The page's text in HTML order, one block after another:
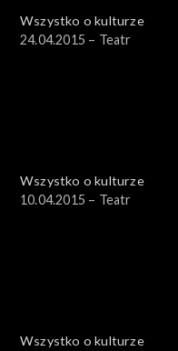
Wszystko o kulturze
24.04.2015 – Teatr
Wszystko o kulturze
10.04.2015 – Teatr
Wszystko o kulturze